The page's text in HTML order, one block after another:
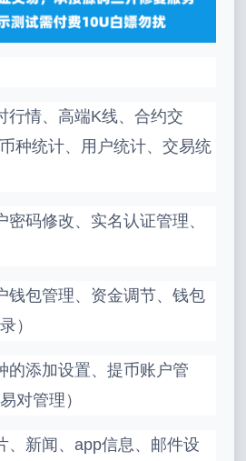
行情、高端K线、合约交
种统计、用户统计、交易统
码修改、实名认证管理、
钱包管理、资金调节、钱包
）
的添加设置、提币账户管
对管理）
、新闻、app信息、邮件设